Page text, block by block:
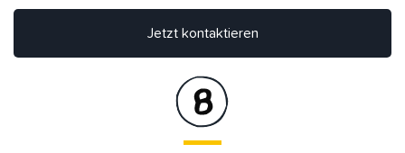
Jetzt kontaktieren